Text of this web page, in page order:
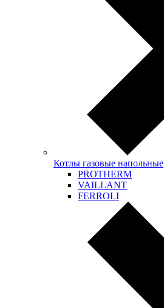
Котлы газовые напольные
PROTHERM
VAILLANT
FERROLI